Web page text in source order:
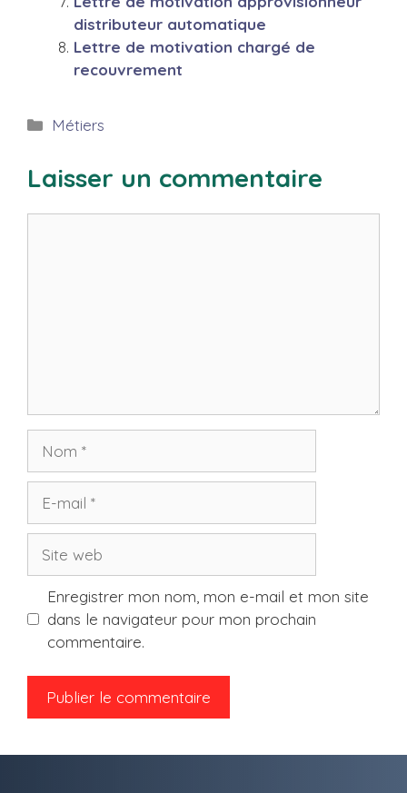
distributeur automatique
Lettre de motivation chargé de
recouvrement
Catégories
Métiers
Laisser un commentaire
mail
web
Enregistrer mon nom, mon e-mail et mon site
dans le navigateur pour mon prochain
commentaire.